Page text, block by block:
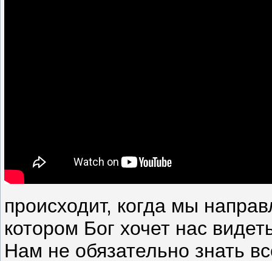
происходит, когда мы
котором Бог хочет нас
Нам не обязательно знать